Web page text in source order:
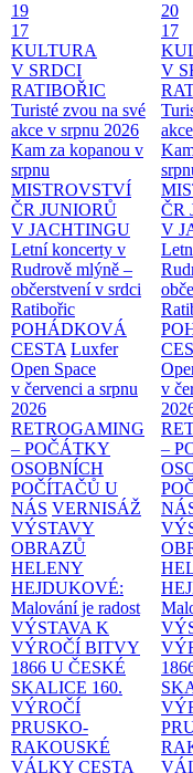
19
17
KULTURA
V SRDCI
RATIBOŘIC
Turisté zvou na své
akce v srpnu 2026
Kam za kopanou v
srpnu
MISTROVSTVÍ
ČR JUNIORŮ
V JACHTINGU
Letní koncerty v
Rudrově mlýně –
občerstvení v srdci
Ratibořic
POHÁDKOVÁ
CESTA Luxfer
Open Space
v červenci a srpnu
2026
RETROGAMING
– POČÁTKY
OSOBNÍCH
POČÍTAČŮ U
NÁS VERNISÁŽ
VÝSTAVY
OBRAZŮ
HELENY
HEJDUKOVÉ:
Malování je radost
VÝSTAVA K
VÝROČÍ BITVY
1866 U ČESKÉ
SKALICE 160.
VÝROČÍ
PRUSKO-
RAKOUSKÉ
VÁLKY CESTA
20
17
V
ČR
V
v
–